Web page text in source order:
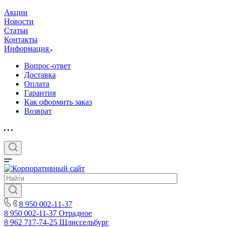
Акции
Новости
Статьи
Контакты
Информация
Вопрос-ответ
Доставка
Оплата
Гарантия
Как оформить заказ
Возврат
8 950 002-11-37
8 950 002-11-37 Отрадное
8 962 717-74-25 Шлиссельбург